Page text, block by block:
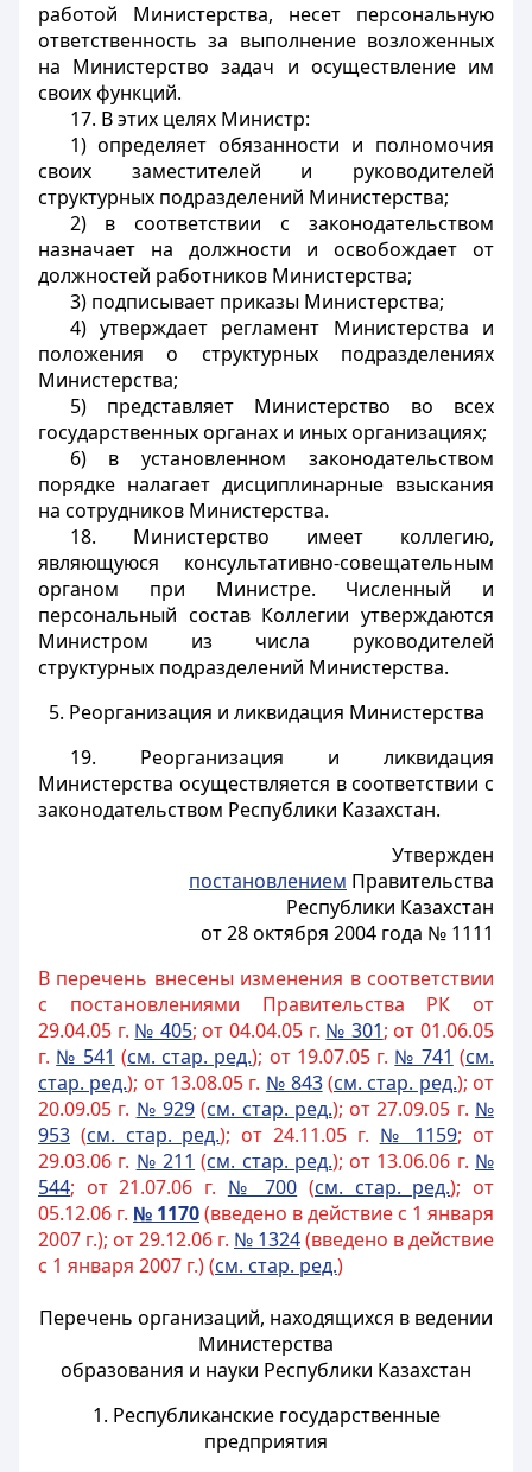
работой Министерства, несет персональную
ответственность за выполнение возложенных
на Министерство задач и осуществление им
своих функций.
17. В этих целях Министр:
1) определяет обязанности и полномочия
своих заместителей и руководителей
структурных подразделений Министерства;
2) в соответствии с законодательством
назначает на должности и освобождает от
должностей работников Министерства;
3) подписывает приказы Министерства;
4) утверждает регламент Министерства и
положения о структурных подразделениях
Министерства;
5) представляет Министерство во всех
государственных органах и иных организациях;
6) в установленном законодательством
порядке налагает дисциплинарные взыскания
на сотрудников Министерства.
18. Министерство имеет коллегию,
являющуюся консультативно-совещательным
органом при Министре. Численный и
персональный состав Коллегии утверждаются
Министром из числа руководителей
структурных подразделений Министерства.
5. Реорганизация и ликвидация Министерства
19. Реорганизация и ликвидация
Министерства осуществляется в соответствии с
законодательством Республики Казахстан.
Утвержден
постановлением Правительства
Республики Казахстан
от 28 октября 2004 года № 1111
В перечень внесены изменения в соответствии
с постановлениями Правительства РК от
29.04.05 г. № 405; от 04.04.05 г. № 301; от 01.06.05
г. № 541 (см. стар. ред.); от 19.07.05 г. № 741 (см.
стар. ред.); от 13.08.05 г. № 843(см. стар. ред.); от
20.09.05 г. № 929 (см. стар. ред.); от 27.09.05 г. №
953 (см. стар. ред.); от 24.11.05 г. № 1159; от
29.03.06 г. № 211 (см. стар. ред.); от 13.06.06 г. №
544; от 21.07.06 г. № 700 (см. стар. ред.); от
05.12.06 г. № 1170(введено в действие с 1 января
2007 г.); от 29.12.06 г. № 1324(введено в действие
с 1 января 2007 г.) (см. стар. ред.)
Перечень организаций, находящихся в ведении
Министерства
образования и науки Республики Казахстан
1. Республиканские государственные
предприятия